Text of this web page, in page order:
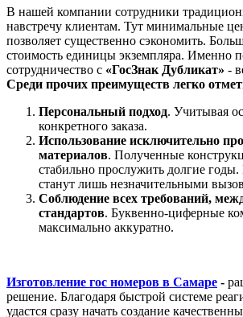
В нашей компании сотрудники
навстречу клиентам. Тут минимальные
позволяет существенно сэкономить.
стоимость единицы экземпляра. Именно
сотрудничество с «ГосЗнак Дубликат» -
Среди прочих преимуществ легко
Персональный подход. Учитывая
конкретного заказа.
Использование исключительно
материалов. Полученные
стабильно прослужить долгие
станут лишь незначительными
Соблюдение всех требований,
стандартов. Буквенно-циферные
максимально аккуратно.
Изготовление гос номеров в Самаре -
решение. Благодаря быстрой системе
удастся сразу начать создание